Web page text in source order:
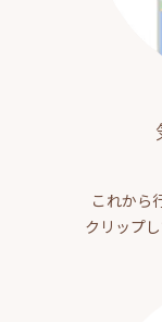
これから
クリップ